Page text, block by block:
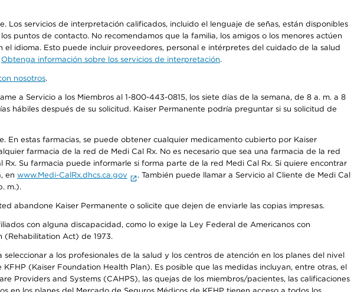
Los servicios de interpretación calificados, incluido el lenguaje de señas, están disponibles
puntos de contacto. No recomendamos que la familia, los amigos o los menores actúen
idioma. Esto puede incluir proveedores, personal e intérpretes del cuidado de la salud
Obtenga información sobre los servicios de interpretación.
nosotros.
a Servicio a los Miembros al 1-800-443-0815, los siete días de la semana, de 8 a. m. a 8
hábiles después de su solicitud. Kaiser Permanente podría preguntar si su solicitud de
En estas farmacias, se puede obtener cualquier medicamento cubierto por Kaiser
farmacia de la red de Medi Cal Rx. No es necesario que sea una farmacia de la red
Su farmacia puede informarle si forma parte de la red Medi Cal Rx. Si quiere encontrar
en www.Medi-CalRx.dhcs.ca.gov
. También puede llamar a Servicio al Cliente de Medi Cal
m.).
abandone Kaiser Permanente o solicite que dejen de enviarle las copias impresas.
con alguna discapacidad, como lo exige la Ley Federal de Americanos con
(Rehabilitation Act) de 1973.
a los profesionales de la salud y los centros de atención en los planes del nivel
(Kaiser Foundation Health Plan). Es posible que las medidas incluyan, entre otras, el
Providers and Systems (CAHPS), las quejas de los miembros/pacientes, las calificaciones